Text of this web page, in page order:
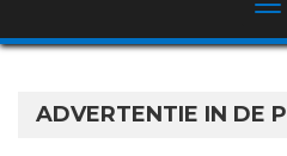
ADVERTENTIE IN DE